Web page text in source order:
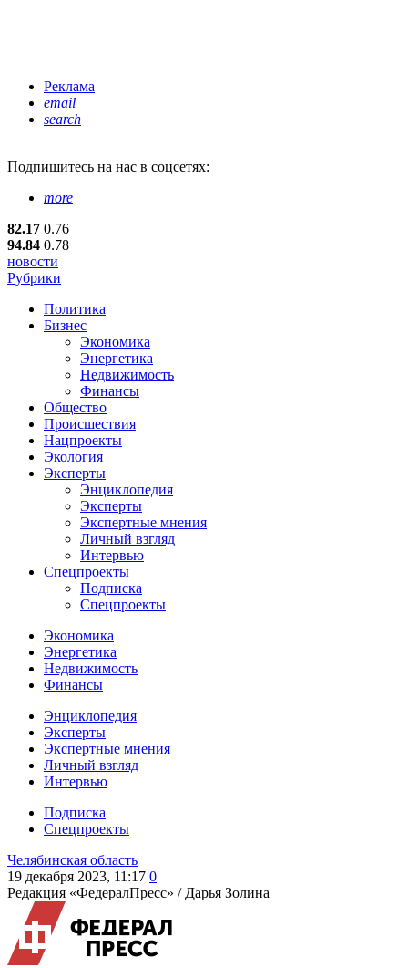
Реклама
email
search
Подпишитесь на нас в соцсетях:
more
82.17 0.76
94.84 0.78
новости
Рубрики
Политика
Бизнес
Экономика
Энергетика
Недвижимость
Финансы
Общество
Происшествия
Нацпроекты
Экология
Эксперты
Энциклопедия
Эксперты
Экспертные мнения
Личный взгляд
Интервью
Спецпроекты
Подписка
Спецпроекты
Экономика
Энергетика
Недвижимость
Финансы
Энциклопедия
Эксперты
Экспертные мнения
Личный взгляд
Интервью
Подписка
Спецпроекты
Челябинская область
19 декабря 2023, 11:17 0
Редакция «ФедералПресс» / Дарья Золина